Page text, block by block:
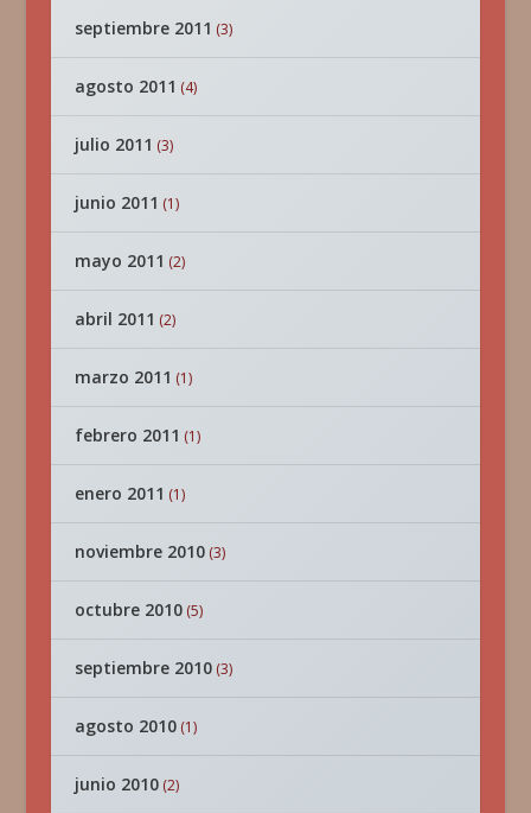
septiembre 2011 (3)
agosto 2011 (4)
julio 2011 (3)
junio 2011 (1)
mayo 2011 (2)
abril 2011 (2)
marzo 2011 (1)
febrero 2011 (1)
enero 2011 (1)
noviembre 2010(3)
octubre 2010(5)
septiembre 2010(3)
agosto 2010(1)
junio 2010(2)